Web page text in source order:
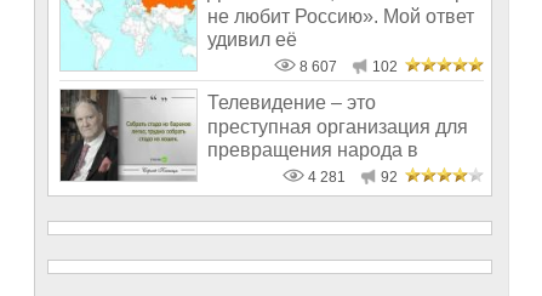
не любит Россию». Мой ответ
удивил её
8 607 102
Телевидение – это
преступная организация для
превращения народа в
дураков – открове
4 281 92